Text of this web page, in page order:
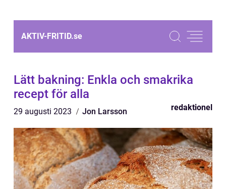
AKTIV-FRITID.se
Lätt bakning: Enkla och smakrika
recept för alla
29 augusti 2023 Jon Larsson redaktionel